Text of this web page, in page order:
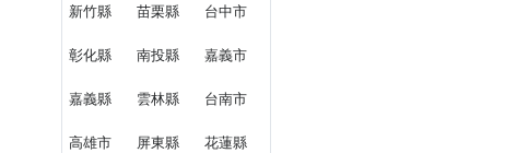
新竹縣 苗栗縣 台中市
彰化縣 南投縣 嘉義市
嘉義縣 雲林縣 台南市
高雄市 屏東縣 花蓮縣